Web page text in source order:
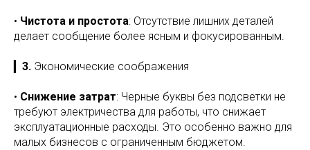
• Чистота и простота: Отсутствие лишних деталей
делает сообщение более ясным и фокусированным.
3. Экономические соображения
• Снижение затрат: Черные буквы без подсветки не
требуют электричества для работы, что снижает
эксплуатационные расходы. Это особенно важно для
малых бизнесов с ограниченным бюджетом.